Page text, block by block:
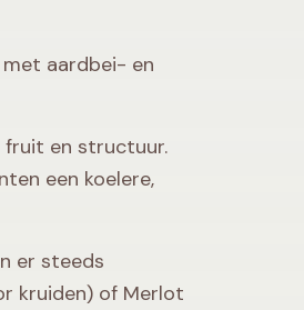
met aardbei- en
fruit en structuur.
een koelere,
er steeds
kruiden) of Merlot